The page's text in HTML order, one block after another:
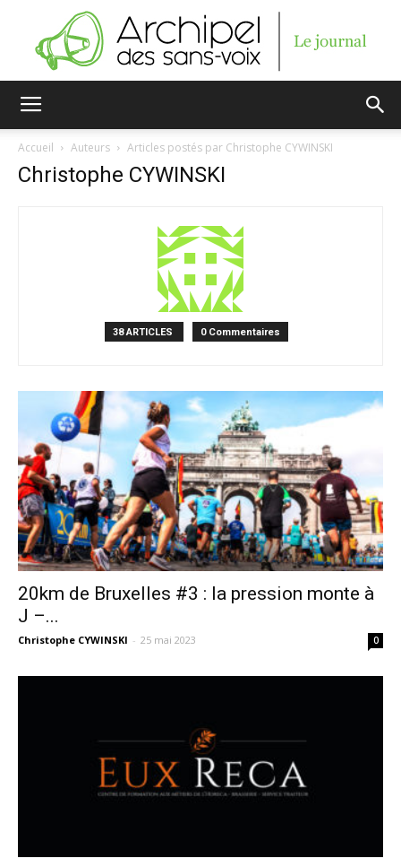
sans-
Accueil Auteurs Articles postés par Christophe CYWINSKI
Christophe CYWINSKI
38 ARTICLES 0 Commentaires
20km de Bruxelles #3 : la pression monte à
J –...
Christophe CYWINSKI - 25 mai 2023 0